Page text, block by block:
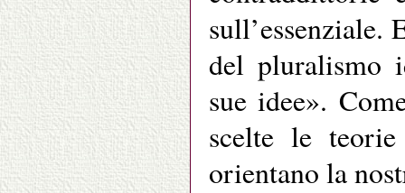
sull’essenziale.
del pluralismo
sue idee».
scelte le
orientano la